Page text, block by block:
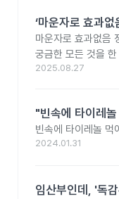
‘마운자로 효과
마운자로 효과없음
궁금한 모든 것을
2025.08.27
"빈속에 타이레
빈속에 타이레놀 먹
2024.01.31
임산부인데, '독